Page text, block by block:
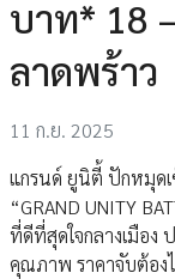
บาท* 18
ลาดพร้าว
11 ก.ย. 2025
แกรนด์ ยูนิตี้ ปักหมุด
“GRAND UNITY
ที่ดีที่สุดใจกลางเมือง
คุณภาพ ราคาจับต้อง